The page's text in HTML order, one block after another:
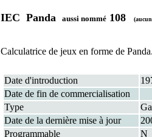
IEC Panda aussi nommé 108
Calculatrice de jeux en forme de
Date d'introduction
Date de fin de commercialisation
Type
Date de la dernière mise à jour
Programmable
N